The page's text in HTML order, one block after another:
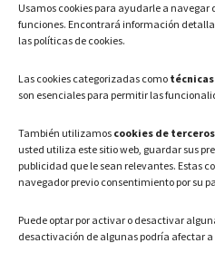
Usamos cookies para ayudarle a
funciones. Encontrará información
las políticas de cookies.
Las cookies categorizadas como técnicas
son esenciales para permitir las
También utilizamos cookies de terceros
usted utiliza este sitio web, guardar sus
publicidad que le sean relevantes. Estas
navegador previo consentimiento por su
Puede optar por activar o desactivar
desactivación de algunas podría afectar
Teléfono: 91 886 44 62
Correo Electrónico:
HORARIO
Lunes a Viernes: 08:00h – 15:00h